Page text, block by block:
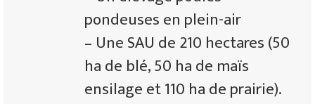
pondeuses en plein-air
– Une SAU de 210 hectares (50
ha de blé, 50 ha de maïs
ensilage et 110 ha de prairie).